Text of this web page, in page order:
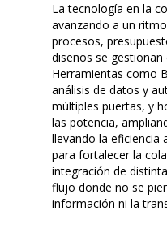
La tecnología en la
avanzando a un
procesos,
diseños se gestionan
Herramientas como
análisis de datos y
múltiples puertas, y
las potencia,
llevando la eficiencia
para fortalecer la
integración de
flujo donde no se
información ni la